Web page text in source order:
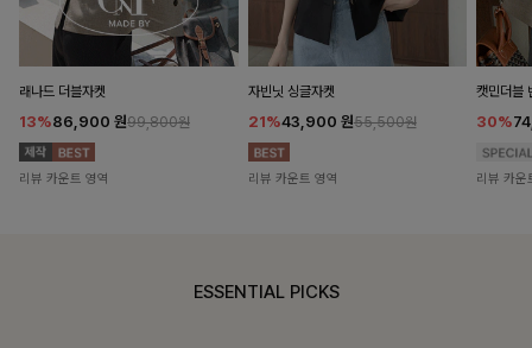
래나드 더블자켓
13%86,900 원99,800원
리뷰 카운트 영역
자빈닛 싱글자켓
21%43,900 원55,500원
리뷰 카운트 영역
캣민더블
30%
리뷰 카운
ESSENTIAL PICKS